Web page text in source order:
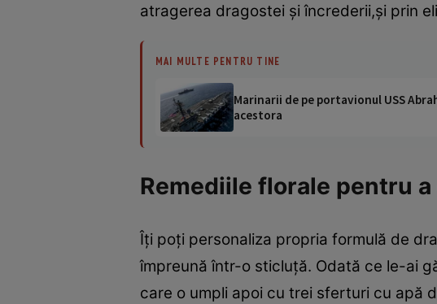
atragerea dragostei şi încrederii,şi prin
MAI MULTE PENTRU TINE
Marinarii de pe portavionul USS
acestora
Remediile florale pentru
Îţi poţi personaliza propria formulă de
împreună într-o sticluţă. Odată ce le-ai
care o umpli apoi cu trei sferturi cu apă